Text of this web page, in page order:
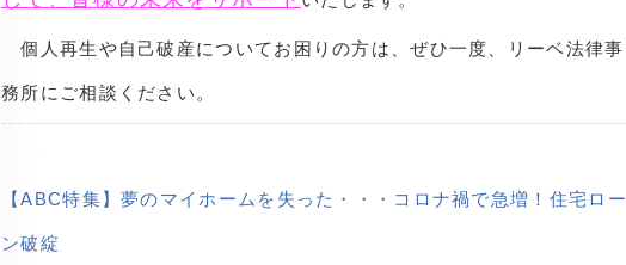
個人再生や自己破産についてお困りの方は、ぜひ一度、リーベ法律事
務所にご相談ください。
【ABC特集】夢のマイホームを失った・・・コロナ禍で急増！住宅ロー
ン破綻